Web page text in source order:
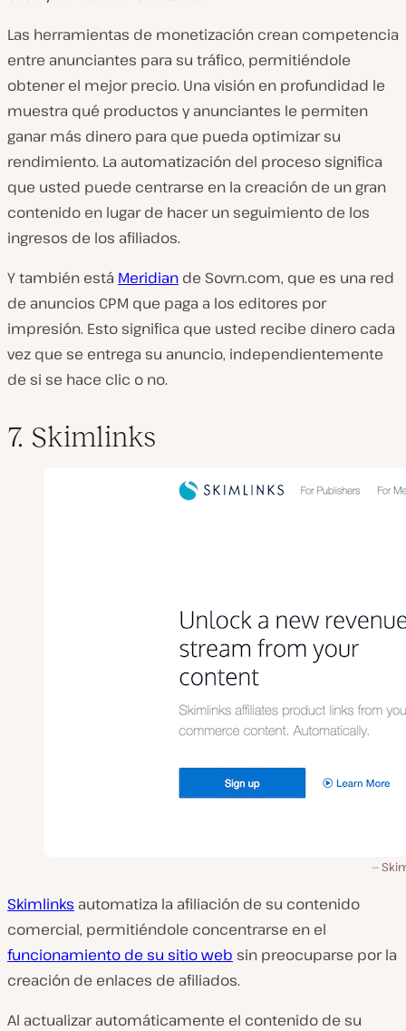
Las herramientas de monetización crean competencia
entre anunciantes para su tráfico, permitiéndole
obtener el mejor precio. Una visión en profundidad le
muestra qué productos y anunciantes le permiten
ganar más dinero para que pueda optimizar su
rendimiento. La automatización del proceso significa
que usted puede centrarse en la creación de un gran
contenido en lugar de hacer un seguimiento de los
ingresos de los afiliados.
Y también está Meridian de Sovrn.com, que es una red
de anuncios CPM que paga a los editores por
impresión. Esto significa que usted recibe dinero cada
vez que se entrega su anuncio, independientemente
de si se hace clic o no.
7. Skimlinks
Skimlinks automatiza la afiliación de su contenido
comercial, permitiéndole concentrarse en el
funcionamiento de su sitio web sin preocuparse por la
creación de enlaces de afiliados.
Al actualizar automáticamente el contenido de su